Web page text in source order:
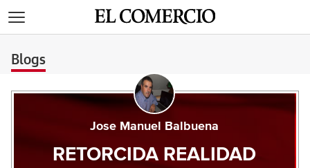
Blogs
Jose Manuel Balbuena
RETORCIDA REALIDAD